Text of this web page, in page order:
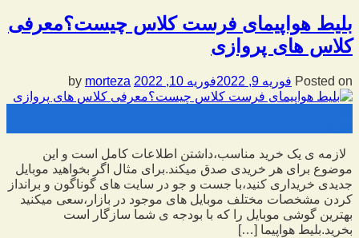
بلیط هواپیمای فرست کلاس چیست؟معرفی
کلاس های پروازی
Posted on فوریه 9, 2022 فوریه 10, 2022 morteza
لازمه ی یک خرید مناسب،داشتن اطلاعات کامل است و این
موضوع برای هر خریدی صدق میکند.برای مثال اگر بخواهید موبایل
جدیدی خریداری کنید،با جست و جو در سایت های گوناگون و برانداز
کردن مشخصات مختلف موبایل های موجود در بازار،سعی میکنید
بهترین گوشی موبایل را که با بودجه ی شما سازگار است
بخرید.بلیط هواپیما […]